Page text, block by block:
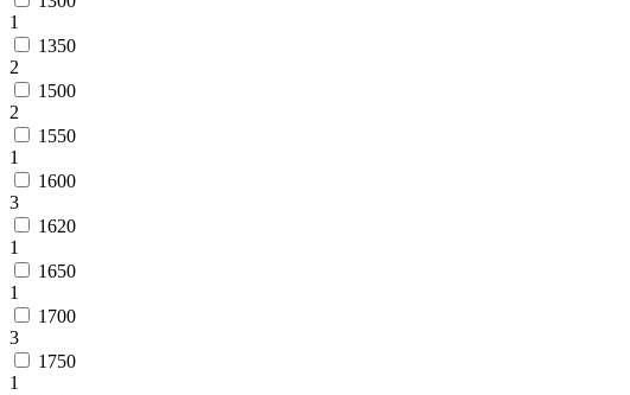
1
1350
2
1500
2
1550
1
1600
3
1620
1
1650
1
1700
3
1750
1